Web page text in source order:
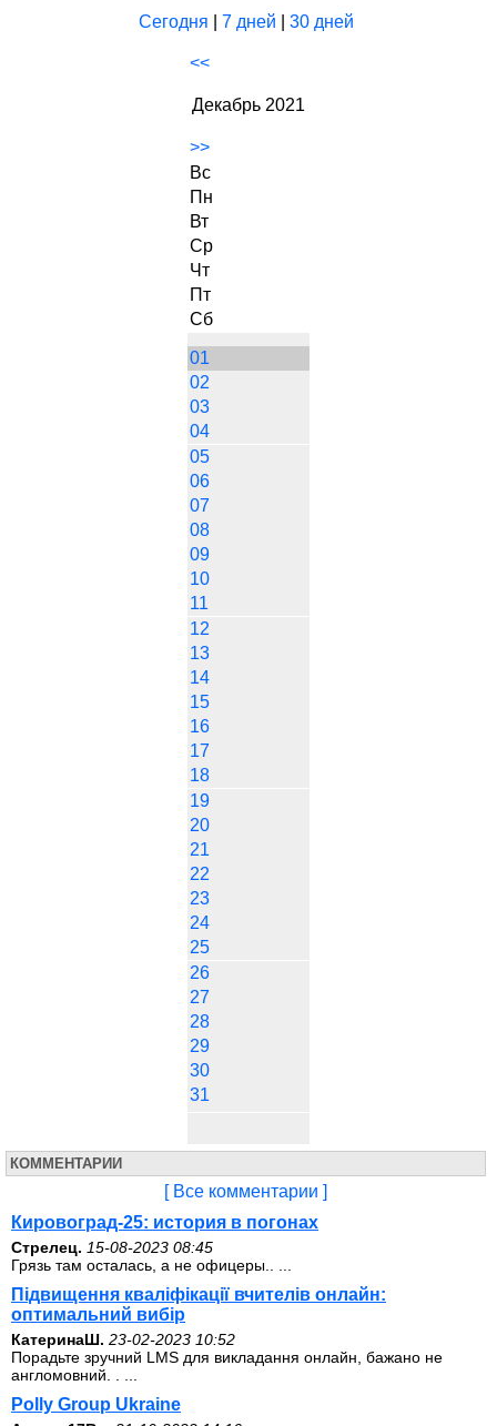
Сегодня 7 дней 30 дней
<<
Декабрь 2021
>>
Вс
Пн
Вт
Ср
Чт
Пт
Сб
01
02
03
04
05
06
07
08
09
10
11
12
13
14
15
16
17
18
19
20
21
22
23
24
25
26
27
28
29
30
31
КОММЕНТАРИИ
[ Все комментарии ]
Кировоград-25: история в погонах
Стрелец. 15-08-2023 08:45
Грязь там осталась, а не офицеры.. ...
Підвищення кваліфікації вчителів онлайн:
оптимальний вибір
КатеринаШ. 23-02-2023 10:52
Порадьте зручний LMS для викладання онлайн, бажано не
англомовний. . ...
Polly Group Ukraine